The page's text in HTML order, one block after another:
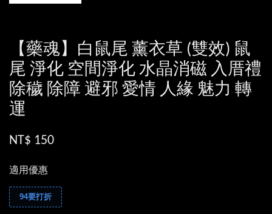
【藥魂】白鼠尾 薰衣草 (雙效) 鼠
尾 淨化 空間淨化 水晶消磁 入厝禮
除穢 除障 避邪 愛情 人緣 魅力 轉
運
NT$ 150
適用優惠
94要打折